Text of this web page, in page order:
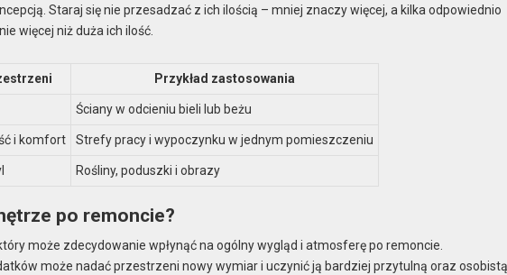
Staraj się nie przesadzać z ich ilością – mniej znaczy więcej, a kilka odpowiednio
więcej niż duża ich ilość.
Przykład zastosowania
Ściany w odcieniu bieli lub beżu
i komfort Strefy pracy i wypoczynku w jednym pomieszczeniu
Rośliny, poduszki i obrazy
po remoncie?
może zdecydowanie wpłynąć na ogólny wygląd i atmosferę po remoncie.
może nadać przestrzeni nowy wymiar i uczynić ją bardziej przytulną oraz